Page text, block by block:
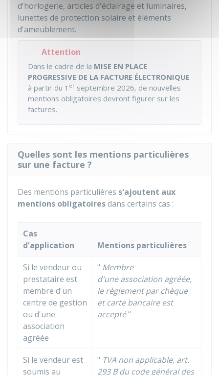
d'horlogerie, articles d'éclairage et luminaires,
lunettes de protection solaire et éléments
d'ameublement.
Attention
Dans le cadre de la MISE EN PLACE
PROGRESSIVE DE LA FACTURE ÉLECTRONIQUE
à partir du 1 er septembre 2026, de nouvelles
mentions obligatoires devront figurer sur les
factures.
Quelles sont les mentions particulières
sur une facture ?
Des mentions particulières s'ajoutent aux
mentions obligatoiresdans certains cas :
Cas
d'application
Mentions particulières
Si le vendeur ou
prestataire est
membre d'un
centre de gestion
ou d'une
association
agréée
" Membre
d'uneassociation agréée,
le règlement par chèque
et carte bancaire est
accepté"
Si le vendeur est
soumis au
" TVA non applicable, art.
293 B du code général des